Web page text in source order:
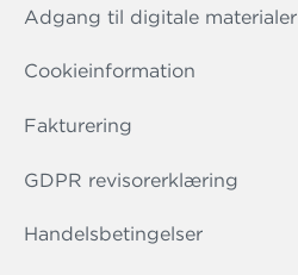
Adgang til digitale materialer
Cookieinformation
Fakturering
GDPR revisorerklæring
Handelsbetingelser